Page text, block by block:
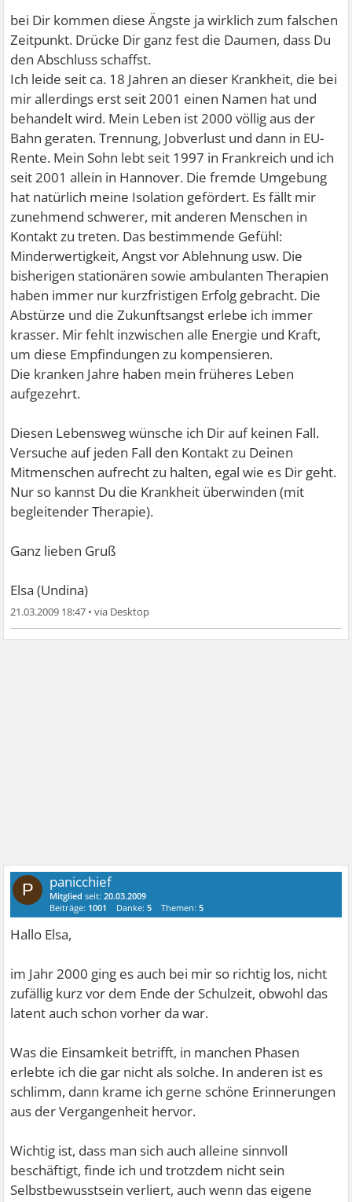
bei Dir kommen diese Ängste ja wirklich zum falschen
Zeitpunkt. Drücke Dir ganz fest die Daumen, dass Du
den Abschluss schaffst.
Ich leide seit ca. 18 Jahren an dieser Krankheit, die bei
mir allerdings erst seit 2001 einen Namen hat und
behandelt wird. Mein Leben ist 2000 völlig aus der
Bahn geraten. Trennung, Jobverlust und dann in EU-
Rente. Mein Sohn lebt seit 1997 in Frankreich und ich
seit 2001 allein in Hannover. Die fremde Umgebung
hat natürlich meine Isolation gefördert. Es fällt mir
zunehmend schwerer, mit anderen Menschen in
Kontakt zu treten. Das bestimmende Gefühl:
Minderwertigkeit, Angst vor Ablehnung usw. Die
bisherigen stationären sowie ambulanten Therapien
haben immer nur kurzfristigen Erfolg gebracht. Die
Abstürze und die Zukunftsangst erlebe ich immer
krasser. Mir fehlt inzwischen alle Energie und Kraft,
um diese Empfindungen zu kompensieren.
Die kranken Jahre haben mein früheres Leben
aufgezehrt.
Diesen Lebensweg wünsche ich Dir auf keinen Fall.
Versuche auf jeden Fall den Kontakt zu Deinen
Mitmenschen aufrecht zu halten, egal wie es Dir geht.
Nur so kannst Du die Krankheit überwinden (mit
begleitender Therapie).
Ganz lieben Gruß
Elsa (Undina)
21.03.2009 18:47 •
P panicchief
Mitglied seit:20.03.2009
Beiträge: 1001 Danke:5 Themen:5
Hallo Elsa,
im Jahr 2000 ging es auch bei mir so richtig los, nicht
zufällig kurz vor dem Ende der Schulzeit, obwohl das
latent auch schon vorher da war.
Was die Einsamkeit betrifft, in manchen Phasen
erlebte ich die gar nicht als solche. In anderen ist es
schlimm, dann krame ich gerne schöne Erinnerungen
aus der Vergangenheit hervor.
Wichtig ist, dass man sich auch alleine sinnvoll
beschäftigt, finde ich und trotzdem nicht sein
Selbstbewusstsein verliert, auch wenn das eigene